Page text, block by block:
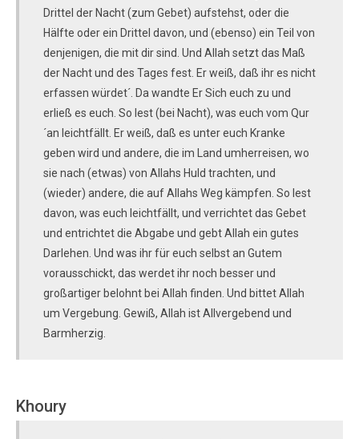
Drittel der Nacht (zum Gebet) aufstehst, oder die
Hälfte oder ein Drittel davon, und (ebenso) ein Teil von
denjenigen, die mit dir sind. Und Allah setzt das Maß
der Nacht und des Tages fest. Er weiß, daß ihr es nicht
erfassen würdet´. Da wandte Er Sich euch zu und
erließ es euch. So lest (bei Nacht), was euch vom Qur
´an leichtfällt. Er weiß, daß es unter euch Kranke
geben wird und andere, die im Land umherreisen, wo
sie nach (etwas) von Allahs Huld trachten, und
(wieder) andere, die auf Allahs Weg kämpfen. So lest
davon, was euch leichtfällt, und verrichtet das Gebet
und entrichtet die Abgabe und gebt Allah ein gutes
Darlehen. Und was ihr für euch selbst an Gutem
vorausschickt, das werdet ihr noch besser und
großartiger belohnt bei Allah finden. Und bittet Allah
um Vergebung. Gewiß, Allah ist Allvergebend und
Barmherzig.
Khoury